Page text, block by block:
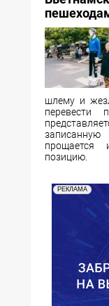
шлему и
перевести
прощается
позицию.
РЕКЛАМА